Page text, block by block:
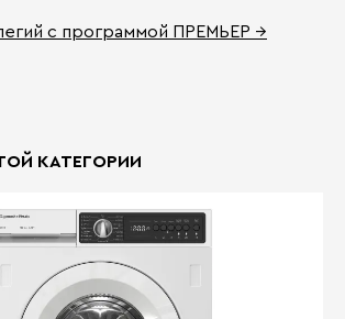
с программой ПРЕМЬЕР →
КАТЕГОРИИ